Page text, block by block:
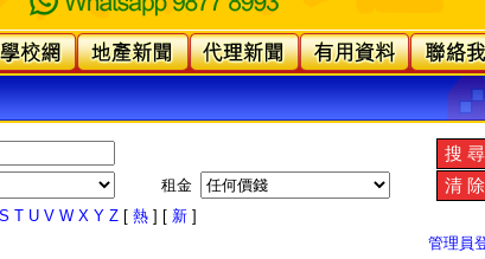
租金
S T U V W X Y Z [ 熱 ] [ 新 ]
管理員